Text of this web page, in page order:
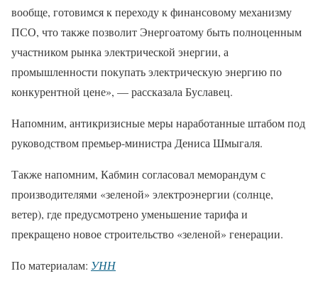
вообще, готовимся к переходу к финансовому механизму
ПСО, что также позволит Энергоатому быть полноценным
участником рынка электрической энергии, а
промышленности покупать электрическую энергию по
конкурентной цене», — рассказала Буславец.
Напомним, антикризисные меры наработанные штабом под
руководством премьер-министра Дениса Шмыгаля.
Также напомним, Кабмин согласовал меморандум с
производителями «зеленой» электроэнергии (солнце,
ветер), где предусмотрено уменьшение тарифа и
прекращено новое строительство «зеленой» генерации.
По материалам: УНН